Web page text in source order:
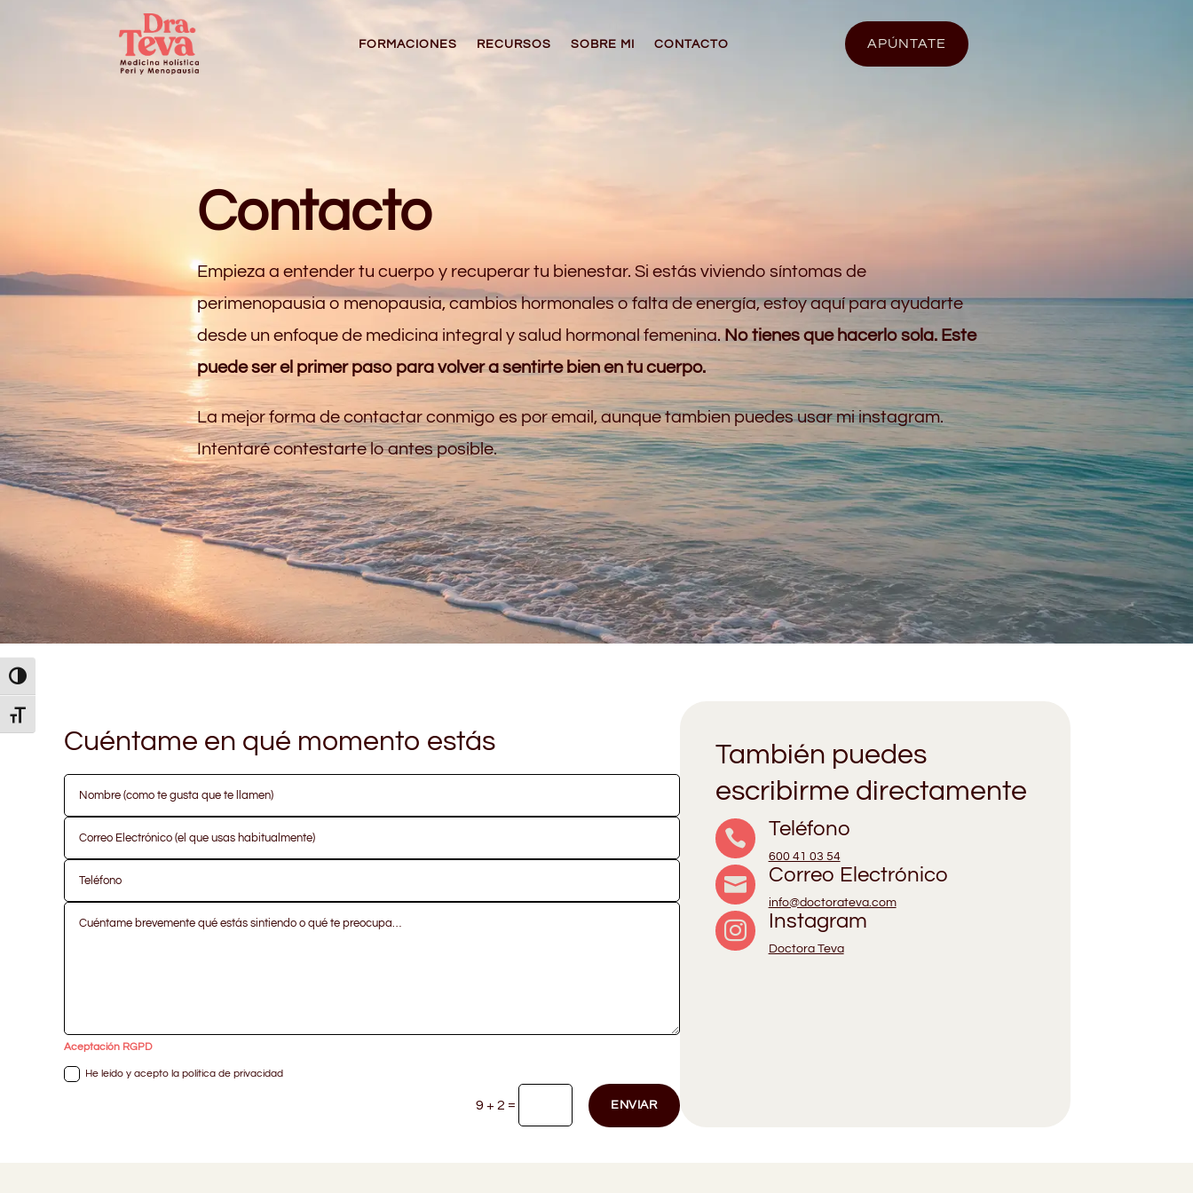
Alternar alto contraste
Alternar tamaño de letra
FORMACIONES RECURSOS SOBRE MI CONTACTO APÚNTATE
Contacto
Empieza a entender tu cuerpo y recuperar tu bienestar. Si estás viviendo síntomas de
perimenopausia o menopausia, cambios hormonales o falta de energía, estoy aquí para ayudarte
desde un enfoque de medicina integral y salud hormonal femenina. No tienes que hacerlo sola. Este
puede ser el primer paso para volver a sentirte bien en tu cuerpo.
La mejor forma de contactar conmigo es por email, aunque tambien puedes usar mi instagram.
Intentaré contestarte lo antes posible.
Cuéntame en qué momento estás
Aceptación RGPD
He leído y acepto la política de privacidad
9 + 2 = ENVIAR
También puedes
escribirme directamente
 Teléfono
600 41 03 54
 Correo Electrónico
info@doctorateva.com
 Instagram
Doctora Teva